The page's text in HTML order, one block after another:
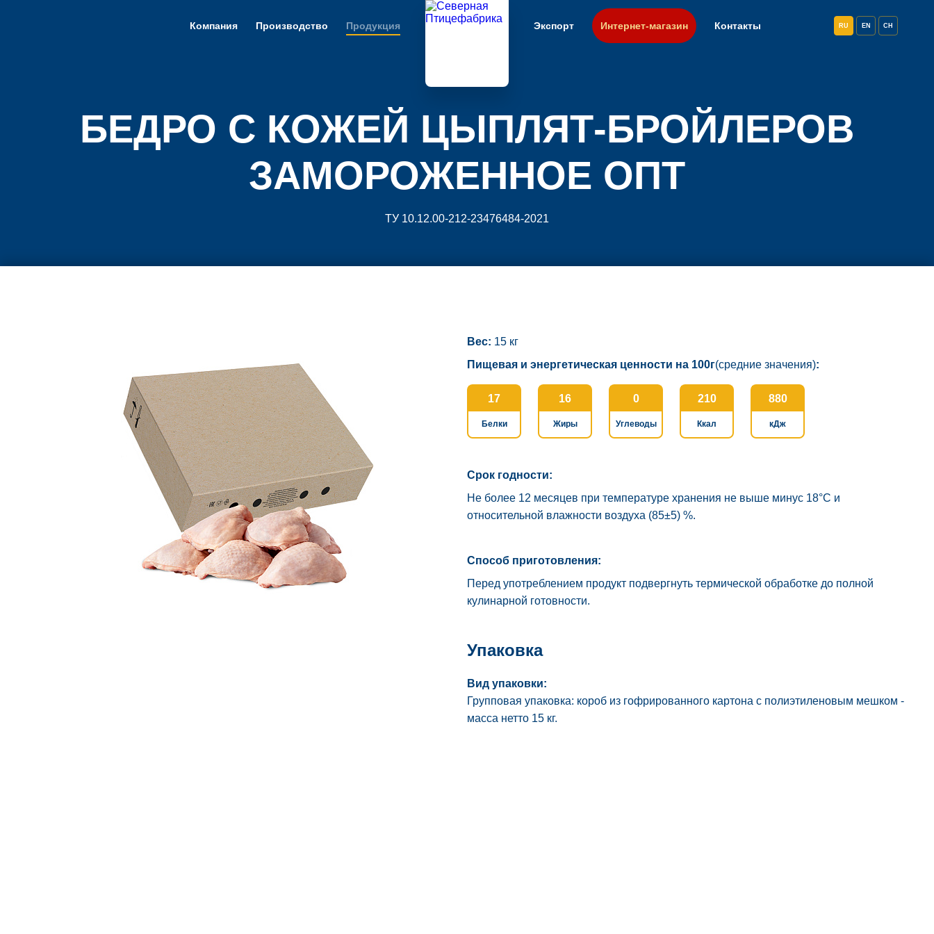
Компания Производство Продукция Экспорт Интернет-магазин Контакты RU EN CH
БЕДРО С КОЖЕЙ ЦЫПЛЯТ-БРОЙЛЕРОВ
ЗАМОРОЖЕННОЕ ОПТ
ТУ 10.12.00-212-23476484-2021
Вес: 15 кг
Пищевая и энергетическая ценности на 100г(средние значения):
17
Белки
16
Жиры
0
Углеводы
210
Ккал
880
кДж
Срок годности:
Не более 12 месяцев при температуре хранения не выше минус 18°C и
относительной влажности воздуха (85±5) %.
Способ приготовления:
Перед употреблением продукт подвергнуть термической обработке до полной
кулинарной готовности.
Упаковка
Вид упаковки:
Групповая упаковка: короб из гофрированного картона с полиэтиленовым мешком -
масса нетто 15 кг.